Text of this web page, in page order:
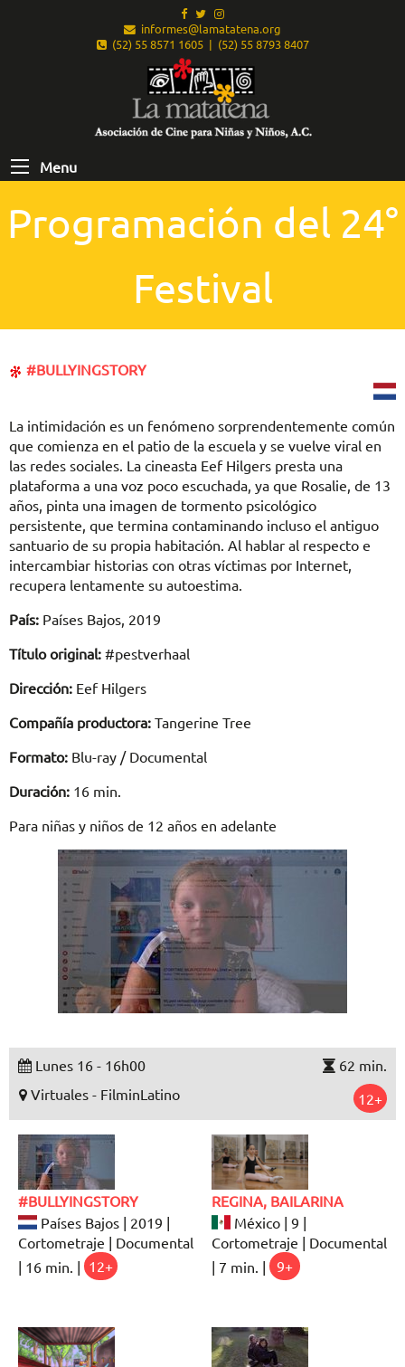
informes@lamatatena.org
(52) 55 8571 1605 | (52) 55 8793 8407
Menu
Programación del 24°
Festival
#BULLYINGSTORY
La intimidación es un fenómeno sorprendentemente común
que comienza en el patio de la escuela y se vuelve viral en
las redes sociales. La cineasta Eef Hilgers presta una
plataforma a una voz poco escuchada, ya que Rosalie, de 13
años, pinta una imagen de tormento psicológico
persistente, que termina contaminando incluso el antiguo
santuario de su propia habitación. Al hablar al respecto e
intercambiar historias con otras víctimas por Internet,
recupera lentamente su autoestima.
País: Países Bajos, 2019
Título original: #pestverhaal
Dirección: Eef Hilgers
Compañía productora: Tangerine Tree
Formato: Blu-ray / Documental
Duración: 16 min.
Para niñas y niños de 12 años en adelante
Lunes 16 - 16h00
62 min.
Virtuales - FilminLatino
12+
#BULLYINGSTORY
Países Bajos | 2019 |
Cortometraje | Documental
| 16 min. | 12+
REGINA, BAILARINA
México | 9 |
Cortometraje | Documental
| 7 min. |
9+